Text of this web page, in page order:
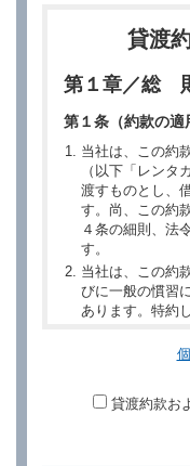
貸渡
第１章／総
第１条（約款の適
当社は、この約
（以下「レンタ
渡すものとし、
す。尚、この約
４条の細則、法
す。
当社は、この約
びに一般の慣習
あります。特約
第２条（予約の
貸渡約款お